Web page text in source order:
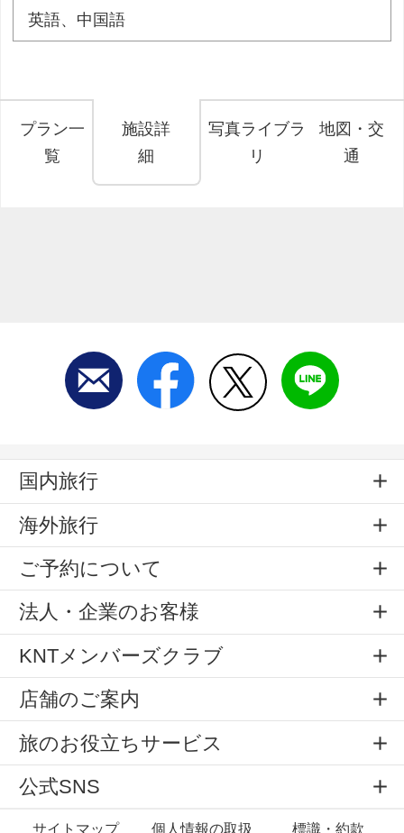
英語、中国語
プラン一
覧
施設詳
細
写真ライブラ
リ
地図・交
通
国内旅行
海外旅行
ご予約について
法人・企業のお客様
KNTメンバーズクラブ
店舗のご案内
旅のお役立ちサービス
公式SNS
サイトマップ 個人情報の取扱 標識・約款